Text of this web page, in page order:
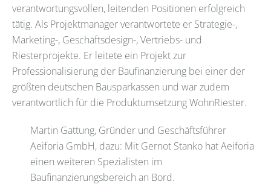
verantwortungsvollen, leitenden Positionen erfolgreich
tätig. Als Projektmanager verantwortete er Strategie-,
Marketing-, Geschäftsdesign-, Vertriebs- und
Riesterprojekte. Er leitete ein Projekt zur
Professionalisierung der Baufinanzierung bei einer der
größten deutschen Bausparkassen und war zudem
verantwortlich für die Produktumsetzung WohnRiester.
Martin Gattung, Gründer und Geschäftsführer
Aeiforia GmbH, dazu: Mit Gernot Stanko hat Aeiforia
einen weiteren Spezialisten im
Baufinanzierungsbereich an Bord.